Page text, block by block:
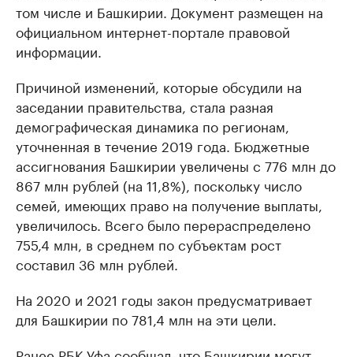
том числе и Башкирии. Документ размещен на
официальном интернет-портале правовой
информации.
Причиной изменений, которые обсудили на
заседании правительства, стала разная
демографическая динамика по регионам,
уточненная в течение 2019 года. Бюджетные
ассигнования Башкирии увеличены с 776 млн до
867 млн рублей (на 11,8%), поскольку число
семей, имеющих право на получение выплаты,
увеличилось. Всего было перераспределено
755,4 млн, в среднем по субъектам рост
составил 36 млн рублей.
На 2020 и 2021 годы закон предусматривает
для Башкирии по 781,4 млн на эти цели.